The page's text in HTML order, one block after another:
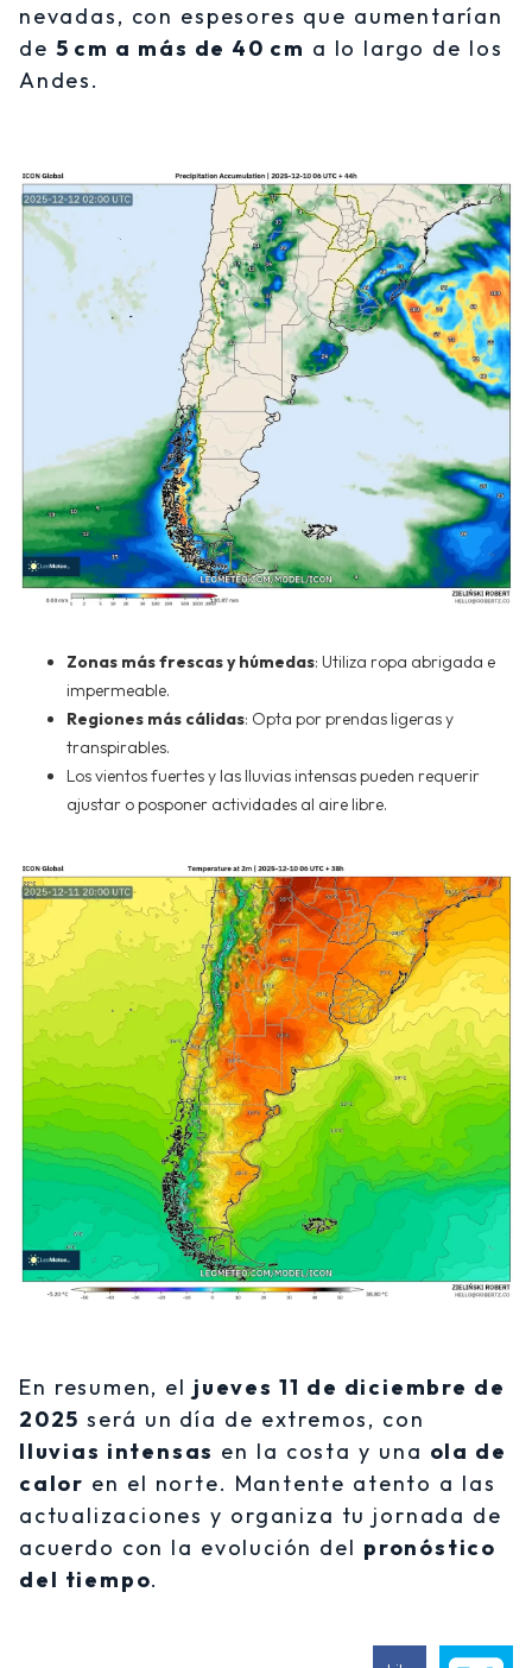
nevadas, con espesores que aumentarían
de 5 cm a más de 40 cm a lo largo de los
Andes.
Zonas más frescas y húmedas: Utiliza ropa abrigada e
impermeable.
Regiones más cálidas: Opta por prendas ligeras y
transpirables.
Los vientos fuertes y las lluvias intensas pueden requerir
ajustar o posponer actividades al aire libre.
En resumen, el jueves 11 de diciembre de
2025 será un día de extremos, con
lluvias intensas en la costa y una ola de
calor en el norte. Mantente atento a las
actualizaciones y organiza tu jornada de
acuerdo con la evolución del pronóstico
del tiempo.